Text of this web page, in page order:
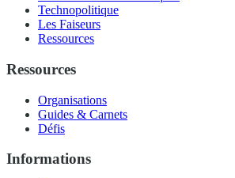
Technopolitique
Les Faiseurs
Ressources
Ressources
Organisations
Guides & Carnets
Défis
Informations